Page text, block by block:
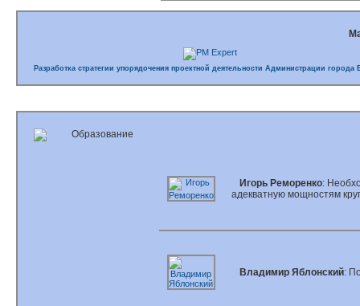
Разработка стратегии упорядочения проектной деятельности Администрации города
Игорь Реморенко:
адекватную мощностям
Владимир Яблонский: